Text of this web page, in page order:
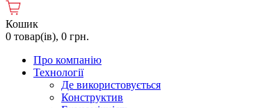
Кошик
0 товар(ів), 0 грн.
Про компанію
Технології
Де використовується
Конструктив